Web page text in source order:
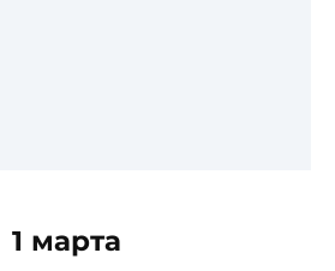
1 марта